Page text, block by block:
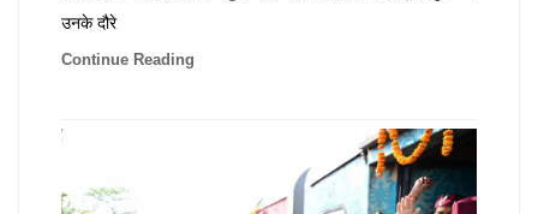
उनके दौरे
Continue Reading